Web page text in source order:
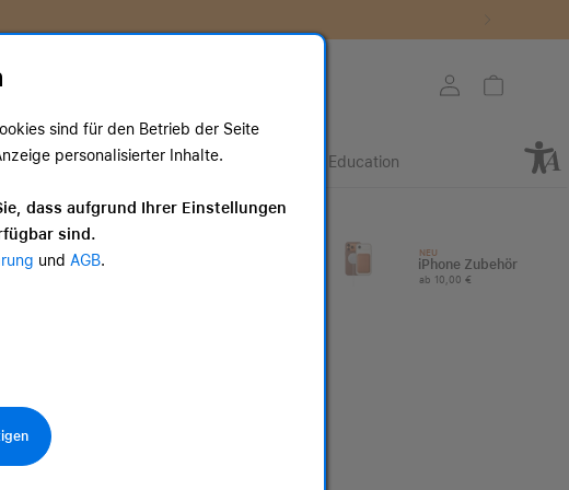
Mein KontoWarenkorb
Angebote Retail Education
NEU
iPhone Zubehör
ab 10,00 €
sind für den Betrieb der Seite
personalisierter Inhalte.
dass aufgrund Ihrer Einstellungen
sind.
und AGB.